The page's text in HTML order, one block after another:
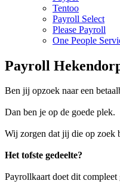
Tentoo
Payroll Select
Please Payroll
One People
Payroll
Ben jij opzoek naar een
Dan ben je op de goede plek.
Wij zorgen dat jij die op zoek
Het tofste gedeelte?
Payrollkaart doet dit